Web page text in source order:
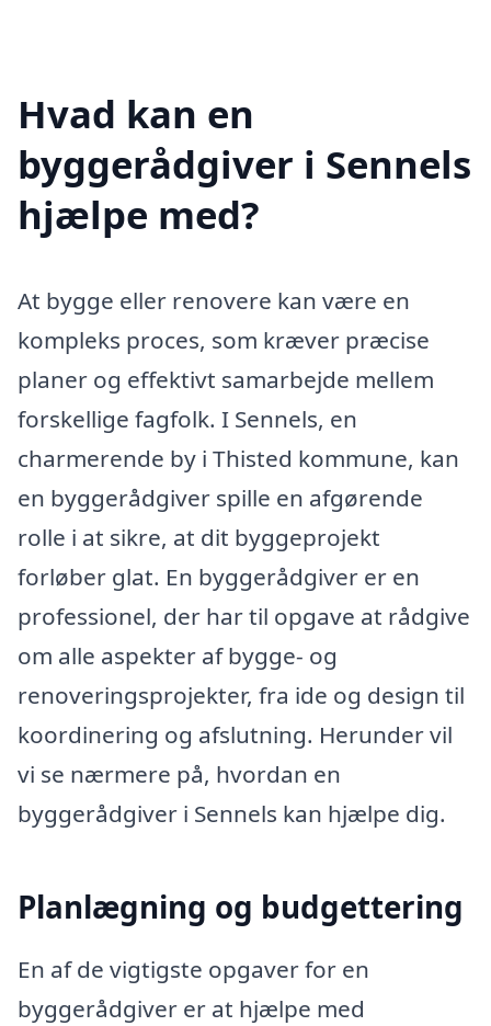
Hvad kan en
byggerådgiver i Sennels
hjælpe med?
At bygge eller renovere kan være en
kompleks proces, som kræver præcise
planer og effektivt samarbejde mellem
forskellige fagfolk. I Sennels, en
charmerende by i Thisted kommune, kan
en byggerådgiver spille en afgørende
rolle i at sikre, at dit byggeprojekt
forløber glat. En byggerådgiver er en
professionel, der har til opgave at rådgive
om alle aspekter af bygge- og
renoveringsprojekter, fra ide og design til
koordinering og afslutning. Herunder vil
vi se nærmere på, hvordan en
byggerådgiver i Sennels kan hjælpe dig.
Planlægning og budgettering
En af de vigtigste opgaver for en
byggerådgiver er at hjælpe med